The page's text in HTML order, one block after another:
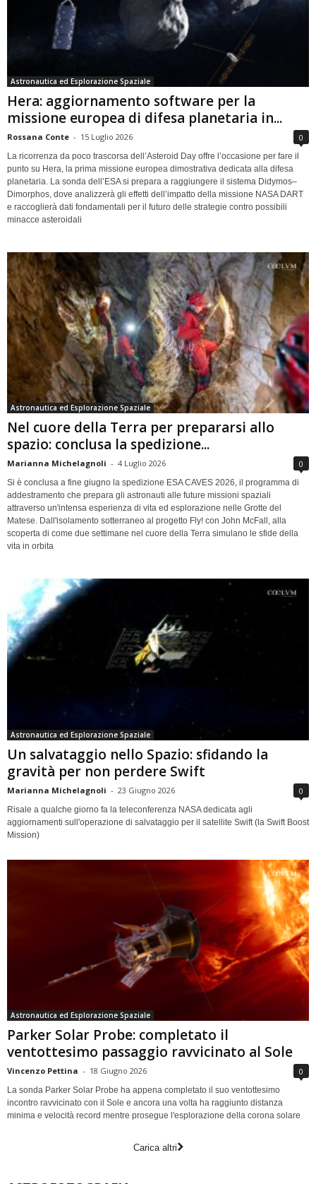
Astronautica ed Esplorazione Spaziale
Hera: aggiornamento software per la
missione europea di difesa planetaria in...
Rossana Conte - 15 Luglio 2026 0
La ricorrenza da poco trascorsa dell’Asteroid Day offre l’occasione per fare il
punto su Hera, la prima missione europea dimostrativa dedicata alla difesa
planetaria. La sonda dell’ESA si prepara a raggiungere il sistema Didymos–
Dimorphos, dove analizzerà gli effetti dell’impatto della missione NASA DART
e raccoglierà dati fondamentali per il futuro delle strategie contro possibili
minacce asteroidali
Astronautica ed Esplorazione Spaziale
Nel cuore della Terra per prepararsi allo
spazio: conclusa la spedizione...
Marianna Michelagnoli - 4 Luglio 2026 0
Si è conclusa a fine giugno la spedizione ESA CAVES 2026, il programma di
addestramento che prepara gli astronauti alle future missioni spaziali
attraverso un'intensa esperienza di vita ed esplorazione nelle Grotte del
Matese. Dall'isolamento sotterraneo al progetto Fly! con John McFall, alla
scoperta di come due settimane nel cuore della Terra simulano le sfide della
vita in orbita
Astronautica ed Esplorazione Spaziale
Un salvataggio nello Spazio: sfidando la
gravità per non perdere Swift
Marianna Michelagnoli - 23 Giugno 2026 0
Risale a qualche giorno fa la teleconferenza NASA dedicata agli
aggiornamenti sull'operazione di salvataggio per il satellite Swift (la Swift Boost
Mission)
Astronautica ed Esplorazione Spaziale
Parker Solar Probe: completato il
ventottesimo passaggio ravvicinato al Sole
Vincenzo Pettina - 18 Giugno 2026 0
La sonda Parker Solar Probe ha appena completato il suo ventottesimo
incontro ravvicinato con il Sole e ancora una volta ha raggiunto distanza
minima e velocità record mentre prosegue l'esplorazione della corona solare
Carica altri